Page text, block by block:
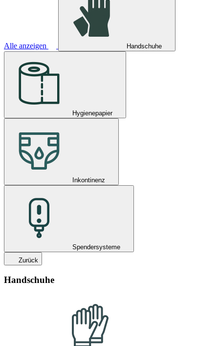
Alle anzeigen Handschuhe
Hygienepapier
Inkontinenz
Spendersysteme
Zurück
Handschuhe